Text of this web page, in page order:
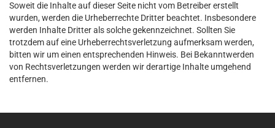
Soweit die Inhalte auf dieser Seite nicht vom Betreiber erstellt
wurden, werden die Urheberrechte Dritter beachtet. Insbesondere
werden Inhalte Dritter als solche gekennzeichnet. Sollten Sie
trotzdem auf eine Urheberrechtsverletzung aufmerksam werden,
bitten wir um einen entsprechenden Hinweis. Bei Bekanntwerden
von Rechtsverletzungen werden wir derartige Inhalte umgehend
entfernen.